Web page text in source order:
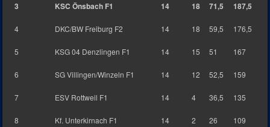
3 KSC Önsbach F1 14 18 71,5 187,5
4 DKC/BW Freiburg F2 14 18 59,5 176,5
5 KSG 04 Denzlingen F1 14 15 51 167
6 SG Villingen/Winzeln F1 14 12 52,5 159
7 ESV Rottweil F1 14 4 36,5 135
8 Kf. Unterkirnach F1 14 2 26 109